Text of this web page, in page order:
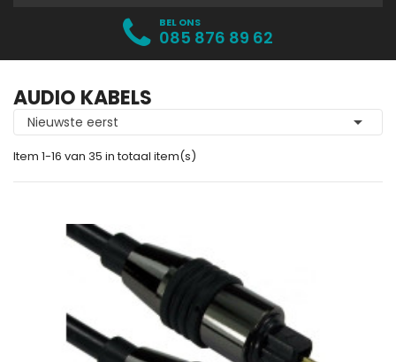
BEL ONS
085 876 89 62
AUDIO KABELS
Nieuwste eerst 
Item 1-16 van 35 in totaal item(s)